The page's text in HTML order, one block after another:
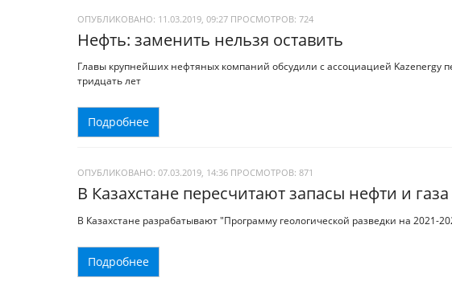
ОПУБЛИКОВАНО: 11.03.2019, 09:27 ПРОСМОТРОВ: 724
Нефть: заменить нельзя оставить
Главы крупнейших нефтяных компаний обсудили с ассоциацией Kazenergy
тридцать лет
Подробнее
ОПУБЛИКОВАНО: 07.03.2019, 14:36 ПРОСМОТРОВ: 871
В Казахстане пересчитают запасы нефти и газа
В Казахстане разрабатывают "Программу геологической разведки на 2021-
Подробнее